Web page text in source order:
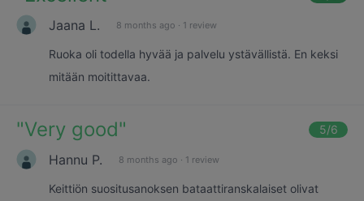
Jaana L. 8 months ago · 1 review
Ruoka oli todella hyvää ja palvelu ystävällistä. En keksi
mitään moitittavaa.
"Very good" 5/6
Hannu P. 8 months ago · 1 review
Keittiön suositusanoksen bataattiranskalaiset olivat